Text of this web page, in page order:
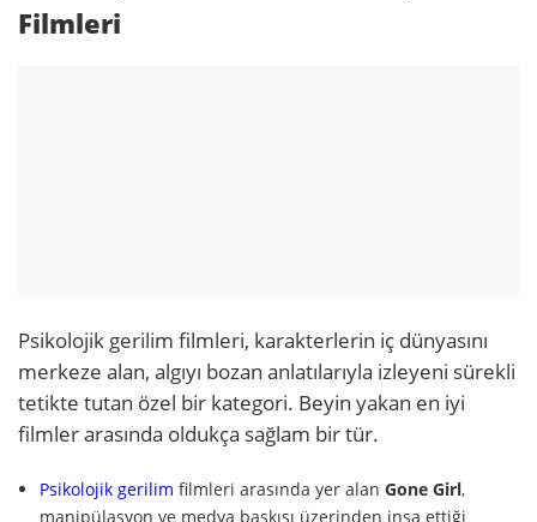
Filmleri
Psikolojik gerilim filmleri, karakterlerin iç dünyasını
merkeze alan, algıyı bozan anlatılarıyla izleyeni sürekli
tetikte tutan özel bir kategori. Beyin yakan en iyi
filmler arasında oldukça sağlam bir tür.
Psikolojik gerilim filmleri arasında yer alanGone Girl,
manipülasyon ve medya baskısı üzerinden inşa ettiği